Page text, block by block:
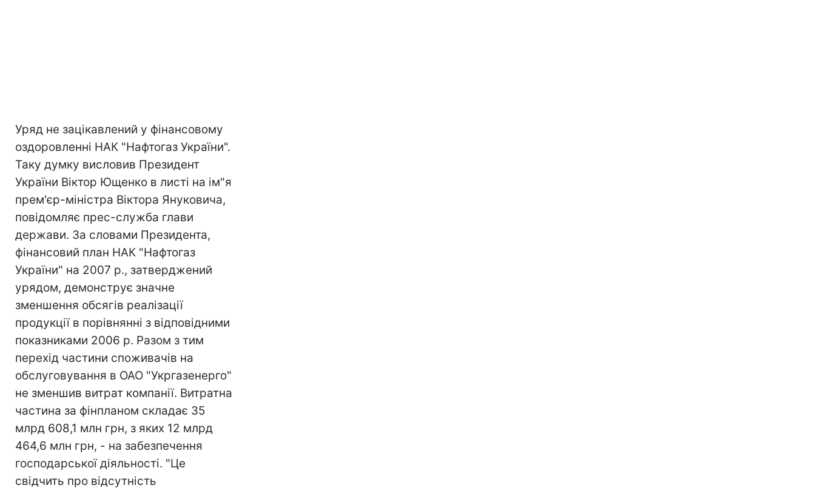
Уряд не зацікавлений у фінансовому
оздоровленні НАК "Нафтогаз України".
Таку думку висловив Президент
України Віктор Ющенко в листі на ім"я
прем'єр-міністра Віктора Януковича,
повідомляє прес-служба глави
держави. За словами Президента,
фінансовий план НАК "Нафтогаз
України" на 2007 р., затверджений
урядом, демонструє значне
зменшення обсягів реалізації
продукції в порівнянні з відповідними
показниками 2006 р. Разом з тим
перехід частини споживачів на
обслуговування в ОАО "Укргазенерго"
не зменшив витрат компанії. Витратна
частина за фінпланом складає 35
млрд 608,1 млн грн, з яких 12 млрд
464,6 млн грн, - на забезпечення
господарської діяльності. "Це
свідчить про відсутність